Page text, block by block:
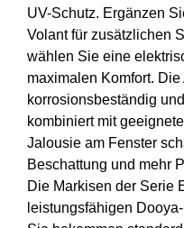
UV-Schutz. Ergänzen
Volant für zusätzlichen
wählen Sie eine
maximalen Komfort.
korrosionsbeständig
kombiniert mit
Jalousie am Fenster
Beschattung und mehr
Die Markisen der Serie
leistungsfähigen